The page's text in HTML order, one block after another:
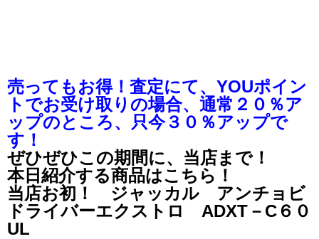
売ってもお得！査定にて、YOUポイン
トでお受け取りの場合、通常２０％ア
ップのところ、只今３０％アップで
す！
ぜひぜひこの期間に、当店まで！
本日紹介する商品はこちら！
当店お初！ ジャッカル アンチョビ
ドライバーエクストロ ADXT－C６０
UL